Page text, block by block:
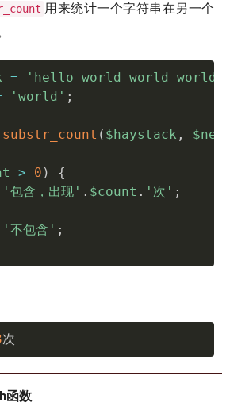
用来统计一个字符串在另一个
= 'hello world world world'
'world' ;
substr_count ( $haystack ,
> 0 )
{
'包含，出现' . $count . '次' ;
'不包含' ;
次
函数